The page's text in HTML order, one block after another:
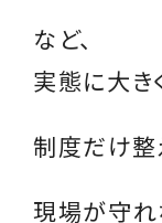
など、
実態に大き
制度だけ整
現場が守れ